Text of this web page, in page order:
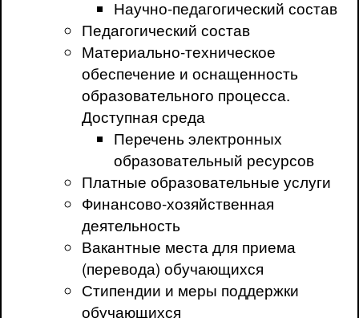
Научно-педагогический состав
Педагогический состав
Материально-техническое
обеспечение и оснащенность
образовательного процесса.
Доступная среда
Перечень электронных
образовательный ресурсов
Платные образовательные услуги
Финансово-хозяйственная
деятельность
Вакантные места для приема
(перевода) обучающихся
Стипендии и меры поддержки
обучающихся